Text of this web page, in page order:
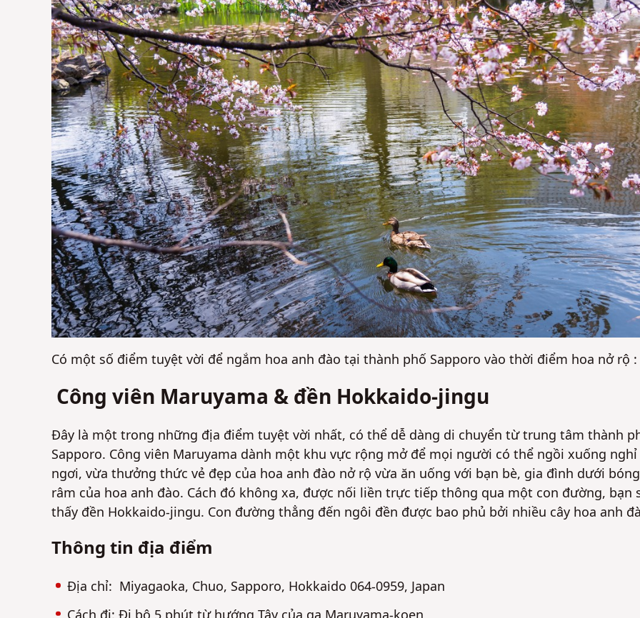
Có một số điểm tuyệt vời để ngắm hoa anh đào tại thành phố Sapporo vào thời điểm hoa nở rộ :
Công viên Maruyama & đền Hokkaido-jingu
Đây là một trong những địa điểm tuyệt vời nhất, có thể dễ dàng di chuyển từ trung tâm thành
Sapporo. Công viên Maruyama dành một khu vực rộng mở để mọi người có thể ngồi xuống nghỉ
ngơi, vừa thưởng thức vẻ đẹp của hoa anh đào nở rộ vừa ăn uống với bạn bè, gia đình dưới bóng
râm của hoa anh đào. Cách đó không xa, được nối liền trực tiếp thông qua một con đường, bạn
thấy đền Hokkaido-jingu. Con đường thẳng đến ngôi đền được bao phủ bởi nhiều cây hoa anh
Thông tin địa điểm
Địa chỉ: Miyagaoka, Chuo, Sapporo, Hokkaido 064-0959, Japan
Không
Không